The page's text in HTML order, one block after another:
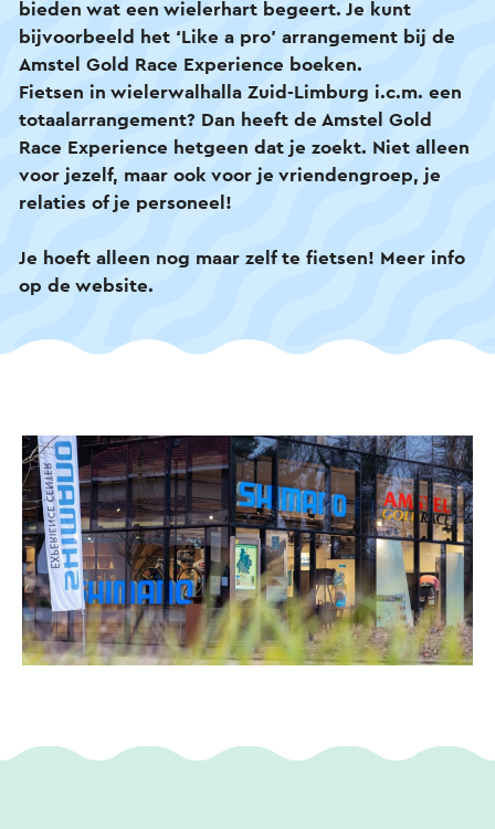
bieden wat een wielerhart begeert. Je kunt
bijvoorbeeld het ‘Like a pro’ arrangement bij de
Amstel Gold Race Experience boeken.
Fietsen in wielerwalhalla Zuid-Limburg i.c.m. een
totaalarrangement? Dan heeft de Amstel Gold
Race Experience hetgeen dat je zoekt. Niet alleen
voor jezelf, maar ook voor je vriendengroep, je
relaties of je personeel!
Je hoeft alleen nog maar zelf te fietsen! Meer info
op de website.